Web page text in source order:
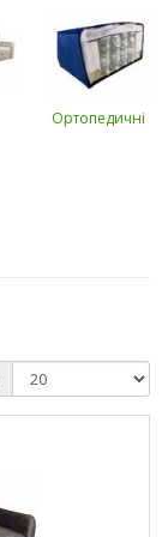
Ортопедичні